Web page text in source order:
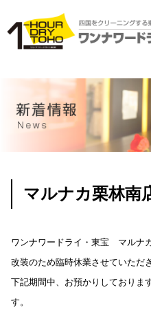
マルナカ栗林
ワンナワードライ・東宝 マルナ
改装のため臨時休業させていただ
下記期間中、お預かりしておりま
す。